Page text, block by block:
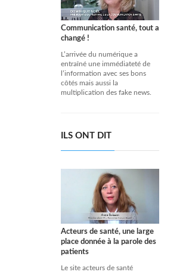
Communication santé, tout a
changé !
L’arrivée du numérique a
entraîné une immédiateté de
l’information avec ses bons
côtés mais aussi la
multiplication des fake news.
ILS ONT DIT
Acteurs de santé, une large
place donnée à la parole des
patients
Le site acteurs de santé